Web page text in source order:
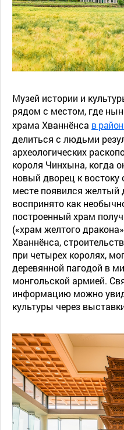
Музей истории и
рядом с местом, где
храма Хваннёнса в
делиться с людьми
археологических
короля Чинхына, когда
новый дворец к востоку
месте появился желтый
воспринято как
построенный храм
(«храм желтого
Хваннёнса,
при четырех королях,
деревянной пагодой в
монгольской армией.
информацию можно
культуры через